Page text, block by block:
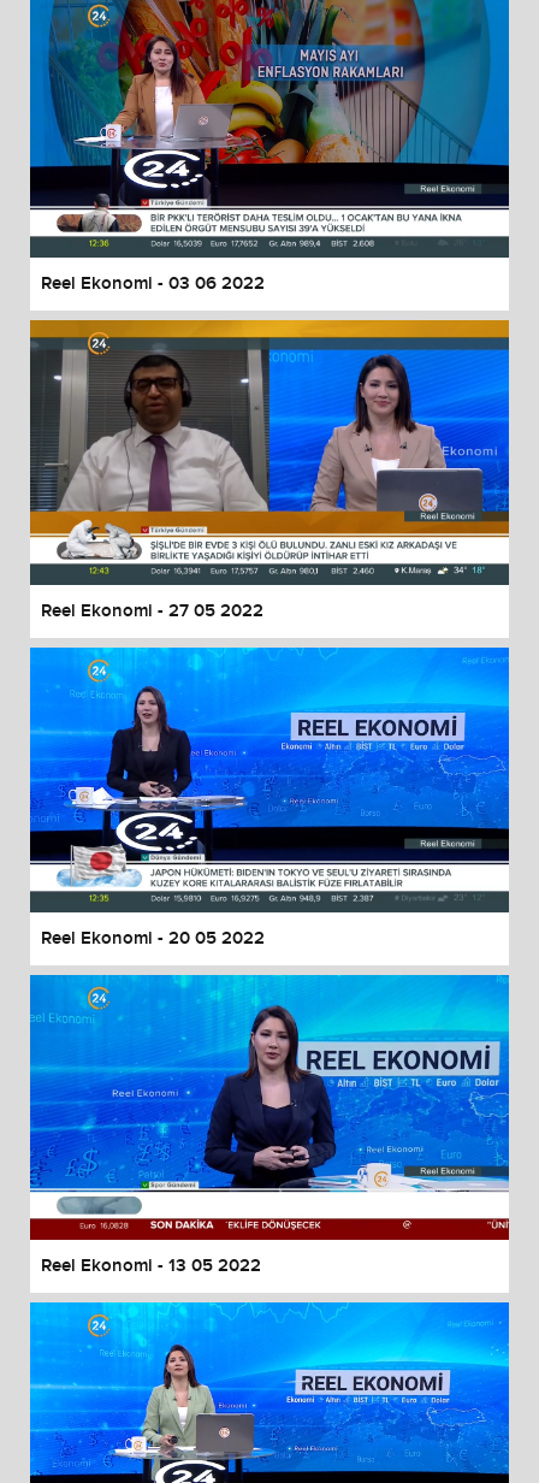
Reel Ekonomi - 03 06 2022
Reel Ekonomi - 27 05 2022
Reel Ekonomi - 20 05 2022
Reel Ekonomi - 13 05 2022